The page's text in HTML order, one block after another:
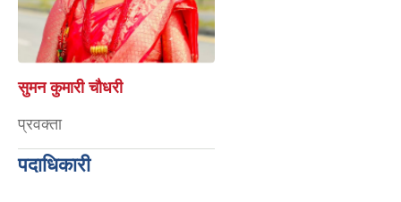
सुमन कुमारी चौधरी
प्रवक्ता
पदाधिकारी